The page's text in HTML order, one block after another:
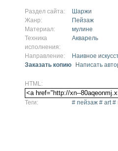
Раздел сайта:
Шаржи
Жанр:
Пейзаж
Материал:
мулине
Техника
исполнения:
Акварель
Направление:
Наивное
Заказать копию
Написать
HTML:
Теги: # пейзаж # art #